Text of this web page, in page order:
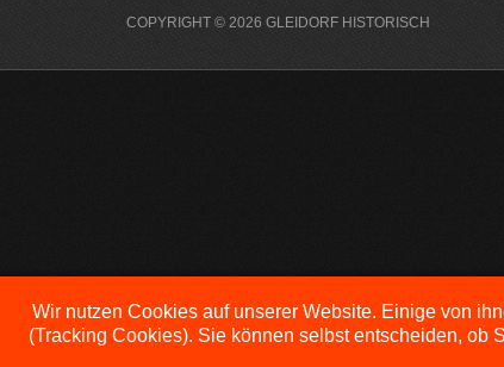
COPYRIGHT © 2026 GLEIDORF HISTORISCH
Wir nutzen Cookies auf unserer Website. Einige von
(Tracking Cookies). Sie können selbst entscheiden,